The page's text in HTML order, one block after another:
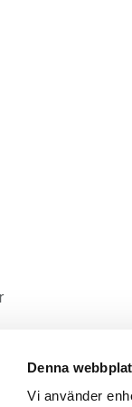
Denna
Vi använder